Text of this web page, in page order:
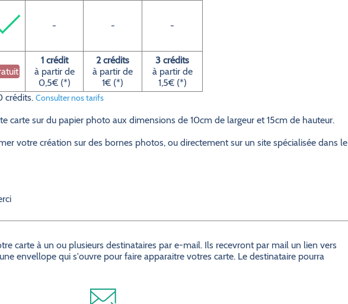
- - -
1 crédit
à partir de
0,5€ (*)
2 crédits
à partir de
1€ (*)
3 crédits
à partir de
1,5€ (*)
crédits. Consulter nos tarifs
carte sur du papier photo aux dimensions de 10cm de largeur et 15cm de hauteur.
votre création sur des bornes photos, ou directement sur un site spécialisée dans le
carte à un ou plusieurs destinataires par e-mail. Ils recevront par mail un lien vers
envellope qui s'ouvre pour faire apparaitre votres carte. Le destinataire pourra